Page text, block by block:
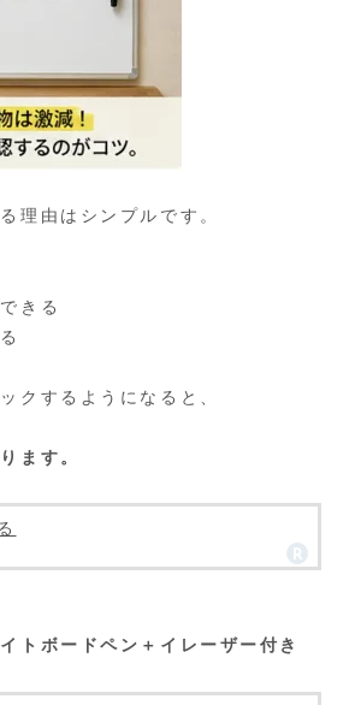
理由はシンプルです。
きる
クするようになると、
ます。
トボードペン＋イレーザー付き